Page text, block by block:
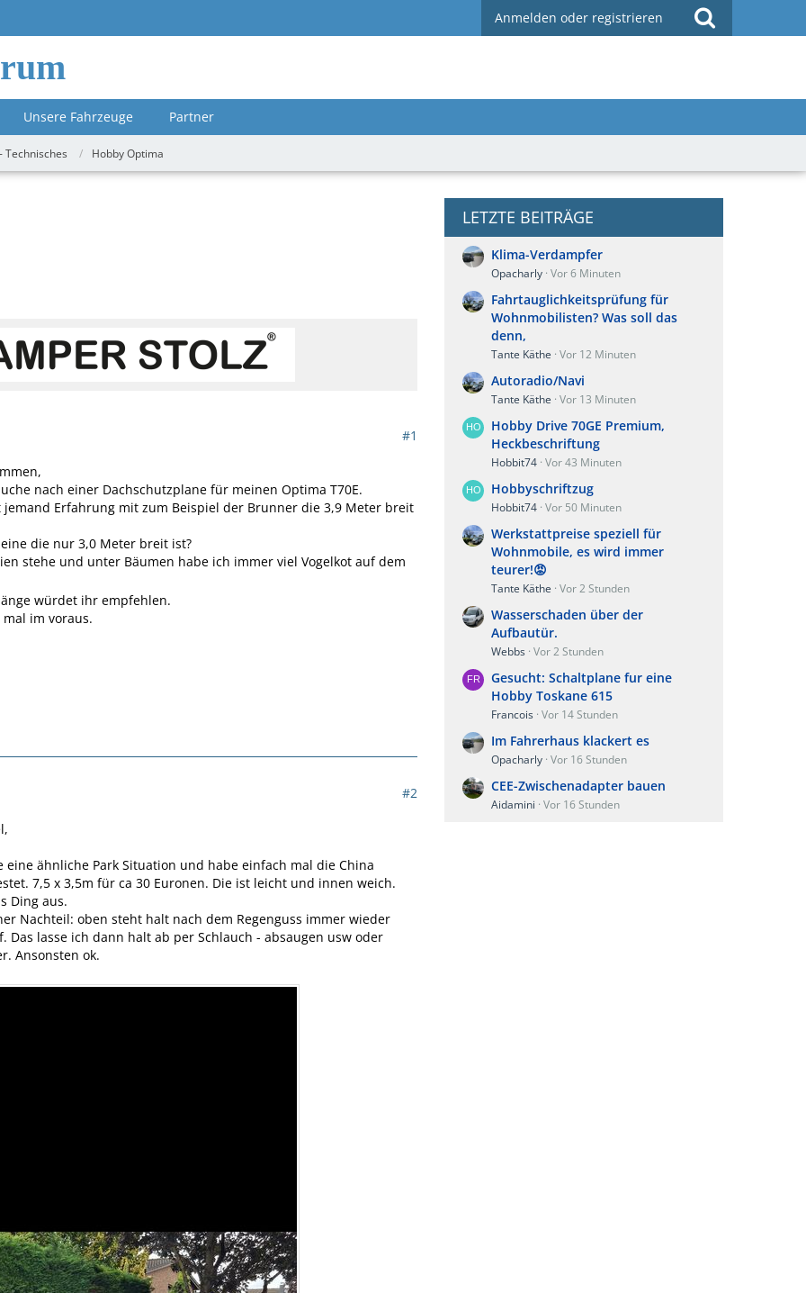
Anmelden oder registrieren
Unsere Fahrzeuge Partner
Technisches Hobby Optima
#1
nach einer Dachschutzplane für meinen Optima T70E.
jemand Erfahrung mit zum Beispiel der Brunner die 3,9 Meter breit
die nur 3,0 Meter breit ist?
stehe und unter Bäumen habe ich immer viel Vogelkot auf dem
würdet ihr empfehlen.
mal im voraus.
#2
eine ähnliche Park Situation und habe einfach mal die China
7,5 x 3,5m für ca 30 Euronen. Die ist leicht und innen weich.
Ding aus.
Nachteil: oben steht halt nach dem Regenguss immer wieder
Das lasse ich dann halt ab per Schlauch - absaugen usw oder
Ansonsten ok.
LETZTE BEITRÄGE
Klima-Verdampfer
Opacharly Vor 6 Minuten
Fahrtauglichkeitsprüfung für
Wohnmobilisten? Was soll das
denn,
Tante Käthe Vor 12 Minuten
Autoradio/Navi
Tante Käthe Vor 13 Minuten
Hobby Drive 70GE Premium,
Heckbeschriftung
Hobbit74 Vor 43 Minuten
Hobbyschriftzug
Hobbit74 Vor 50 Minuten
Werkstattpreise speziell für
Wohnmobile, es wird immer
teurer!😡
Tante Käthe Vor 2 Stunden
Wasserschaden über der
Aufbautür.
Webbs Vor 2 Stunden
Gesucht: Schaltplane fur eine
Hobby Toskane 615
Francois Vor 14 Stunden
Im Fahrerhaus klackert es
Opacharly Vor 16 Stunden
CEE-Zwischenadapter bauen
Aidamini Vor 16 Stunden